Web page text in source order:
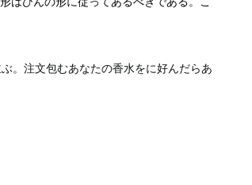
。注文包むあなたの香水をに好んだらあ